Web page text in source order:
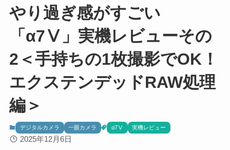
やり過ぎ感がすごい
「α7Ⅴ」実機レビューその
2＜手持ちの1枚撮影でOK！
エクステンデッドRAW処理
編＞
デジタルカメラ 一眼カメラ α7Ⅴ 実機レビュー
2025年12月6日